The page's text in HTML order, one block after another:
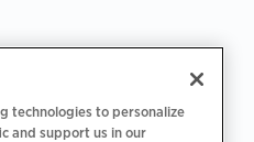
technologies to personalize
and support us in our